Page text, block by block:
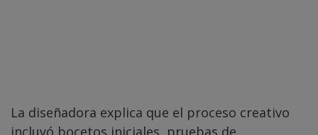
La diseñadora explica que el proceso creativo